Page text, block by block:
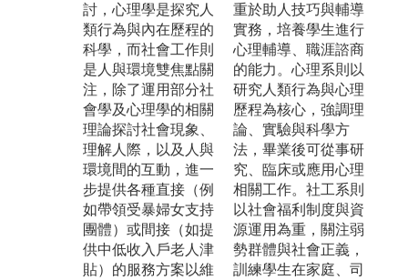
討，心理學是探究人
類行為與內在歷程的
科學，而社會工作則
是人與環境雙焦點關
注，除了運用部分社
會學及心理學的相關
理論探討社會現象、
理解人際，以及人與
環境間的互動，進一
步提供各種直接（例
如帶領受暴婦女支持
團體）或間接（如提
供中低收入戶老人津
貼）的服務方案以維
重於助人技巧與輔導
實務，培養學生進行
心理輔導、職涯諮商
的能力。心理系則以
研究人類行為與心理
歷程為核心，強調理
論、實驗與科學方
法，畢業後可從事研
究、臨床或應用心理
相關工作。社工系則
以社會福利制度與資
源運用為重，關注弱
勢群體與社會正義，
訓練學生在家庭、司